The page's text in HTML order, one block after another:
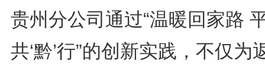
贵州分公司通过“温暖回家路
共‘黔’行”的创新实践，不仅为